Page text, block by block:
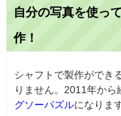
自分の写真を使っ
作！
シャフトで製作ができ
りません。2011年から
グソーパズルになります